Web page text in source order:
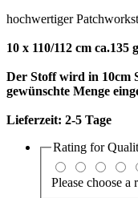
hochwertiger
10 x 110/112 cm ca.135
Der Stoff wird in 10cm
gewünschte Menge
Lieferzeit: 2-5 Tage
Rating for
Please choose